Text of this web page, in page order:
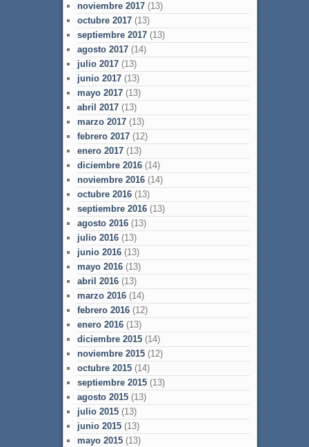
noviembre 2017(13)
octubre 2017(13)
septiembre 2017(13)
agosto 2017(14)
julio 2017(13)
junio 2017(13)
mayo 2017(13)
abril 2017(13)
marzo 2017(13)
febrero 2017(12)
enero 2017(13)
diciembre 2016(14)
noviembre 2016(14)
octubre 2016(13)
septiembre 2016(13)
agosto 2016(13)
julio 2016(13)
junio 2016(13)
mayo 2016(13)
abril 2016(13)
marzo 2016(14)
febrero 2016(12)
enero 2016(13)
diciembre 2015(14)
noviembre 2015(12)
octubre 2015(14)
septiembre 2015(13)
agosto 2015(13)
julio 2015(13)
junio 2015(13)
mayo 2015(13)